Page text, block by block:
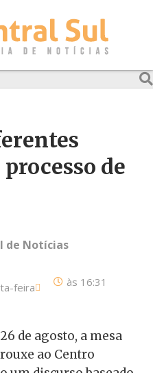
de
de Notícias
feira às 16:31
de agosto, a mesa
ao Centro